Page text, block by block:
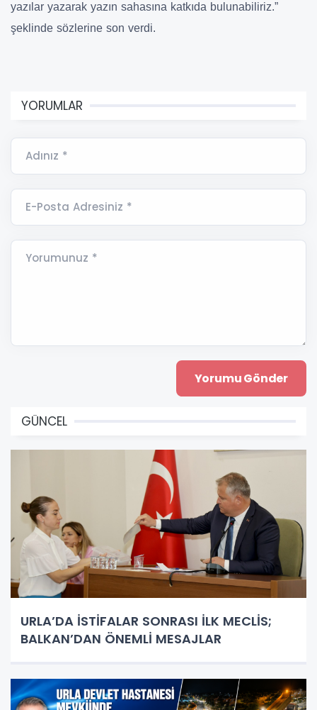
yazılar yazarak yazın sahasına katkıda bulunabiliriz.”
şeklinde sözlerine son verdi.
YORUMLAR
Adınız *
E-Posta Adresiniz *
Yorumunuz *
GÜNCEL
URLA’DA İSTİFALAR SONRASI İLK MECLİS;
BALKAN’DAN ÖNEMLİ MESAJLAR